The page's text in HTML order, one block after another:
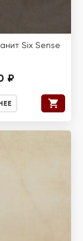
Six Sense
₽